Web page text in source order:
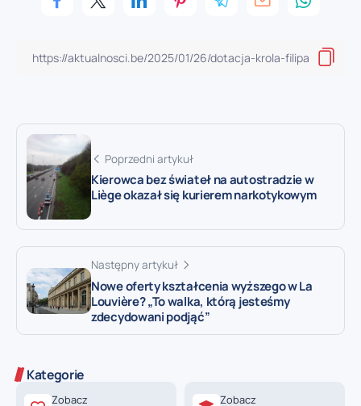
Poprzedni artykuł
Kierowca bez świateł na autostradzie w
Liège okazał się kurierem narkotykowym
Następny artykuł
Nowe oferty kształcenia wyższego w La
Louvière? „To walka, którą jesteśmy
zdecydowani podjąć”
Kategorie
Zobacz Zobacz